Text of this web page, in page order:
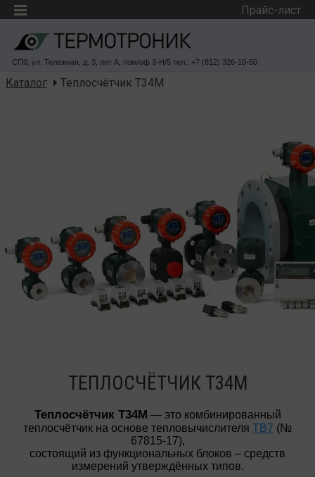
Прайс-лист
СПб, ул. Тележная, д. 3, лит А, пом/оф 3-Н/5 тел.: +7 (812) 326-10-50
Каталог Теплосчётчик Т34М
ТЕПЛОСЧЁТЧИК Т34М
Теплосчётчик Т34M — это комбинированный
теплосчётчик на основе тепловычислителя ТВ7 (№
67815-17),
состоящий из функциональных блоков – средств
измерений утверждённых типов.